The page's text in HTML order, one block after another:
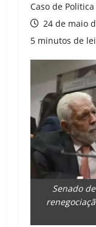
Caso de Politica
24 de maio
5 minutos de
Senado